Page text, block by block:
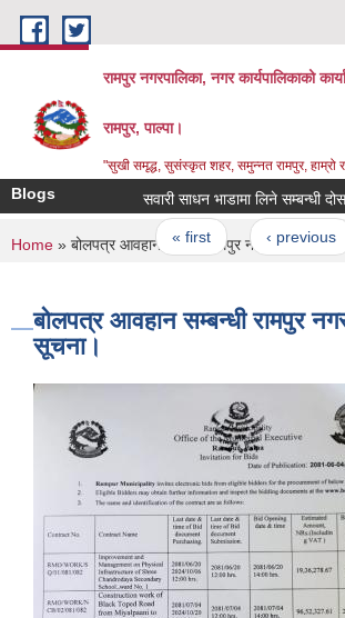
Skip to main content
रामपुर नगरपालिका, नगर कार्यपालिकाको
रामपुर, पाल्पा।
"सुखी समृद्ध, सुसंस्कृत शहर, समुन्नत रामपुर, हाम्रो
Blogs
Pages
« first ‹ previous
You are here
Home » बोलपत्र आवहान सम्बन्धी रामपुर नगरपालिकाको
बोलपत्र आवहान सम्बन्धी रामपुर
सूचना।